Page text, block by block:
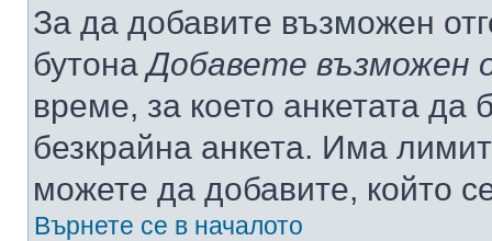
За да добавите възможен
бутонаДобавете възможен
време, за което анкетата да
безкрайна анкета. Има
можете да добавите, който
Върнете се в началото